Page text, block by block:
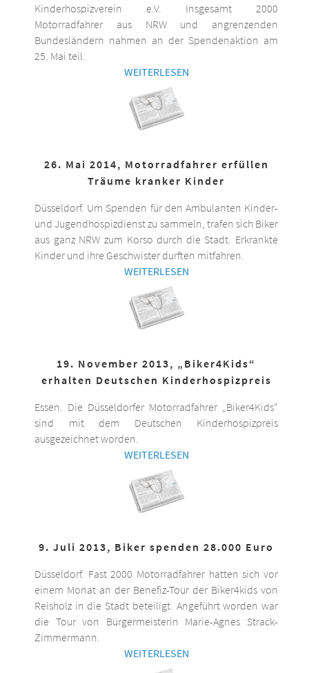
Kinderhospizverein e.V. Insgesamt 2000
Motorradfahrer aus NRW und angrenzenden
Bundesländern nahmen an der Spendenaktion am
25. Mai teil.
WEITERLESEN
26. Mai 2014, Motorradfahrer erfüllen
Träume kranker Kinder
Düsseldorf. Um Spenden für den Ambulanten Kinder-
und Jugendhospizdienst zu sammeln, trafen sich Biker
aus ganz NRW zum Korso durch die Stadt. Erkrankte
Kinder und ihre Geschwister durften mitfahren.
WEITERLESEN
19. November 2013, „Biker4Kids“
erhalten Deutschen Kinderhospizpreis
Essen. Die Düsseldorfer Motorradfahrer „Biker4Kids“
sind mit dem Deutschen Kinderhospizpreis
ausgezeichnet worden.
WEITERLESEN
9. Juli 2013, Biker spenden 28.000 Euro
Düsseldorf. Fast 2000 Motorradfahrer hatten sich vor
einem Monat an der Benefiz-Tour der Biker4kids von
Reisholz in die Stadt beteiligt. Angeführt worden war
die Tour von Bürgermeisterin Marie-Agnes Strack-
Zimmermann.
WEITERLESEN